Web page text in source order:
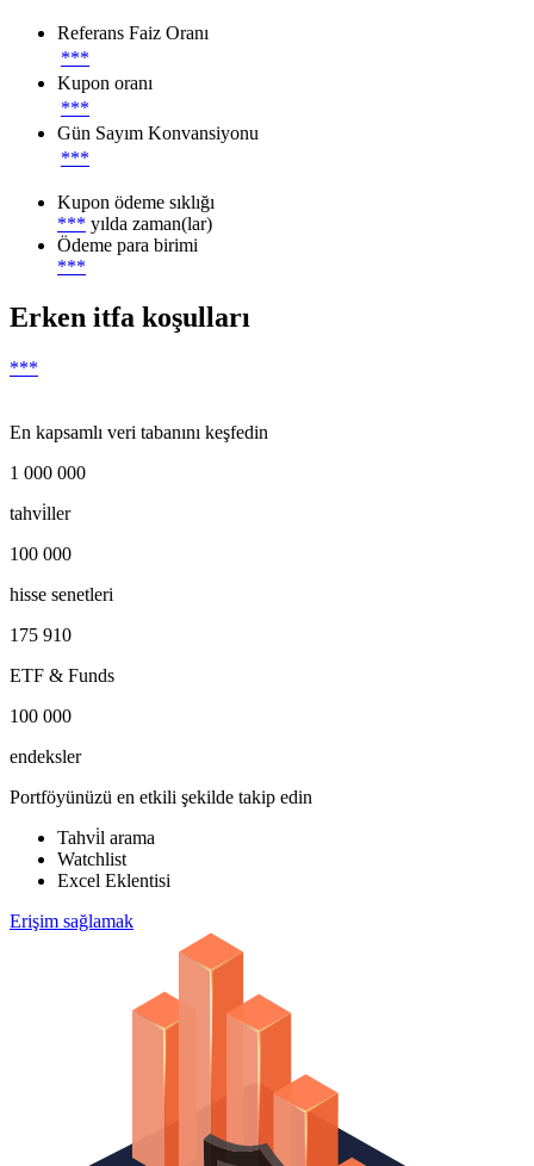
Referans Faiz Oranı
***
Kupon oranı
***
Gün Sayım Konvansiyonu
***
Kupon ödeme sıklığı
*** yılda zaman(lar)
Ödeme para birimi
***
Erken itfa koşulları
***
En kapsamlı veri tabanını keşfedin
1 000 000
tahvi̇ller
100 000
hisse senetleri
175 910
ETF & Funds
100 000
endeksler
Portföyünüzü en etkili şekilde takip edin
Tahvi̇l arama
Watchlist
Excel Eklentisi
Erişim sağlamak